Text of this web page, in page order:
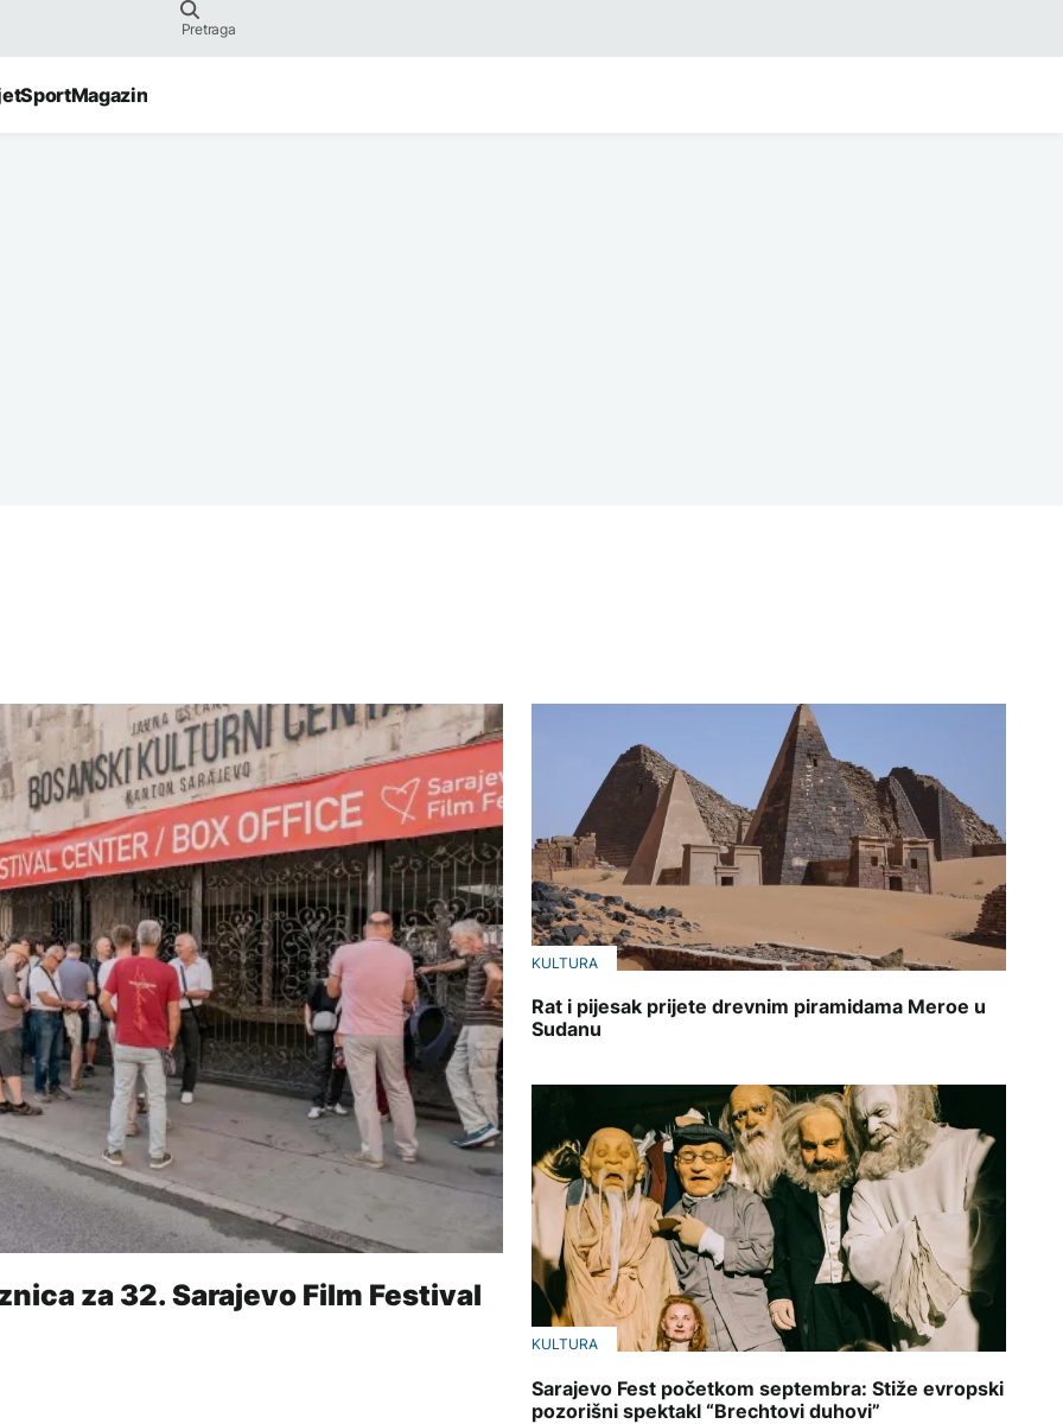
SportMagazin
za 32. Sarajevo Film Festival
KULTURA
Rat i pijesak prijete drevnim piramidama Meroe u
Sudanu
KULTURA
Sarajevo Fest početkom septembra: Stiže evropski
pozorišni spektakl “Brechtovi duhovi”